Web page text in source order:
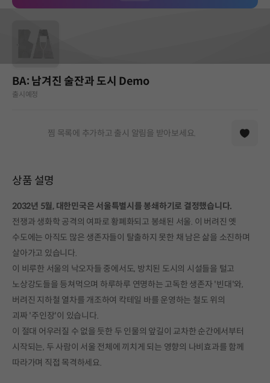
BA: 남겨진 술잔과 도시 Demo
출시예정
찜 목록에 추가하고 출시 알림을 받아보세요.
상품 설명
2032년 5월, 대한민국은 서울특별시를 봉쇄하기로 결정했습니다.
전쟁과 생화학 공격의 여파로 황폐화되고 봉쇄된 서울. 이 버려진 옛
수도에는 아직도 많은 생존자들이 탈출하지 못한 채 남은 삶을 소진하며
살아가고 있습니다.
이 비루한 서울의 낙오자들 중에서도, 방치된 도시의 시설들을 털고
노상강도들을 등쳐먹으며 하루하루 연명하는 고독한 생존자 '빈대'와,
버려진 지하철 열차를 개조하여 칵테일 바를 운영하는 철도 위의
괴짜 '주인장'이 있습니다.
이 절대 어우러질 수 없을 듯한 두 인물의 앞길이 교차한 순간에서부터
시작되는, 두 사람이 서울 전체에 끼치게 되는 영향의 나비효과를 함께
따라가며 직접 목격하세요.